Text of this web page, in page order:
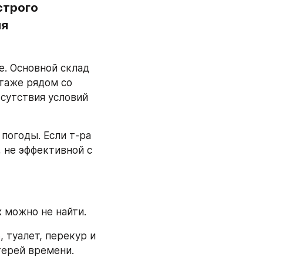
Основной склад
рядом со
условий
Если т-ра
эффективной с
можно не найти.
туалет, перекур и
времени.